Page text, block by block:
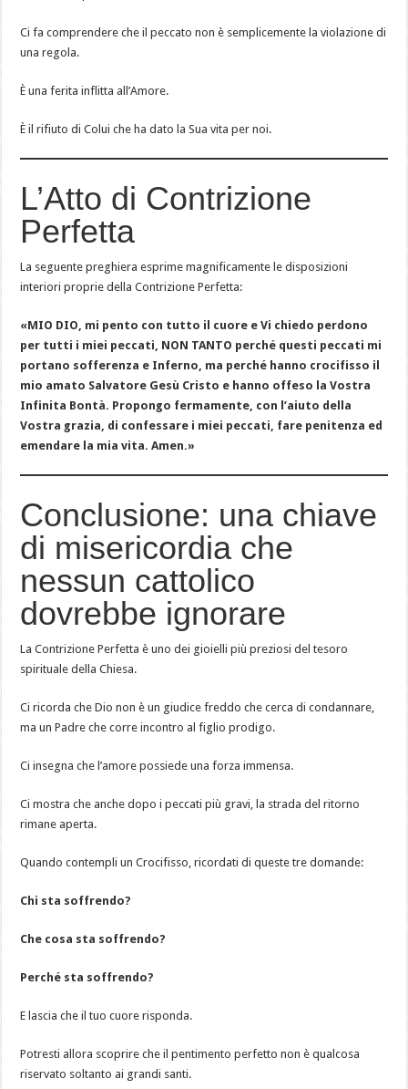
Ci fa comprendere che il peccato non è semplicemente la violazione di
una regola.
È una ferita inflitta all’Amore.
È il rifiuto di Colui che ha dato la Sua vita per noi.
L’Atto di Contrizione
Perfetta
La seguente preghiera esprime magnificamente le disposizioni
interiori proprie della Contrizione Perfetta:
«MIO DIO, mi pento con tutto il cuore e Vi chiedo perdono
per tutti i miei peccati, NON TANTO perché questi peccati mi
portano sofferenza e Inferno, ma perché hanno crocifisso il
mio amato Salvatore Gesù Cristo e hanno offeso la Vostra
Infinita Bontà. Propongo fermamente, con l’aiuto della
Vostra grazia, di confessare i miei peccati, fare penitenza ed
emendare la mia vita. Amen.»
Conclusione: una chiave
di misericordia che
nessun cattolico
dovrebbe ignorare
La Contrizione Perfetta è uno dei gioielli più preziosi del tesoro
spirituale della Chiesa.
Ci ricorda che Dio non è un giudice freddo che cerca di condannare,
ma un Padre che corre incontro al figlio prodigo.
Ci insegna che l’amore possiede una forza immensa.
Ci mostra che anche dopo i peccati più gravi, la strada del ritorno
rimane aperta.
Quando contempli un Crocifisso, ricordati di queste tre domande:
Chi sta soffrendo?
Che cosa sta soffrendo?
Perché sta soffrendo?
E lascia che il tuo cuore risponda.
Potresti allora scoprire che il pentimento perfetto non è qualcosa
riservato soltanto ai grandi santi.